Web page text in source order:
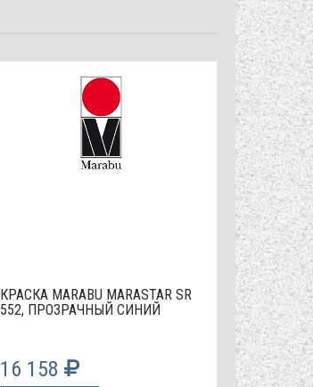
КРАСКА МАRABU MARASTAR SR
552, ПРОЗРАЧНЫЙ СИНИЙ
16 158